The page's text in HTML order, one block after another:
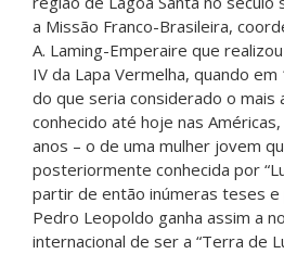
a Missão Franco-Brasileira,
A. Laming-Emperaire que
IV da Lapa Vermelha, quando
do que seria considerado o mais
conhecido até hoje nas
anos – o de uma mulher jovem
posteriormente conhecida por
partir de então inúmeras teses
Pedro Leopoldo ganha assim a
internacional de ser a “Terra de